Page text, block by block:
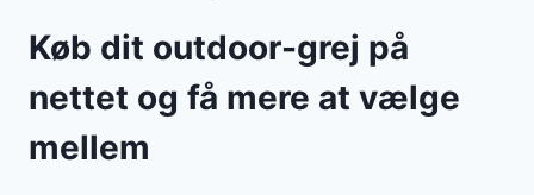
Køb dit outdoor-grej på
nettet og få mere at vælge
mellem